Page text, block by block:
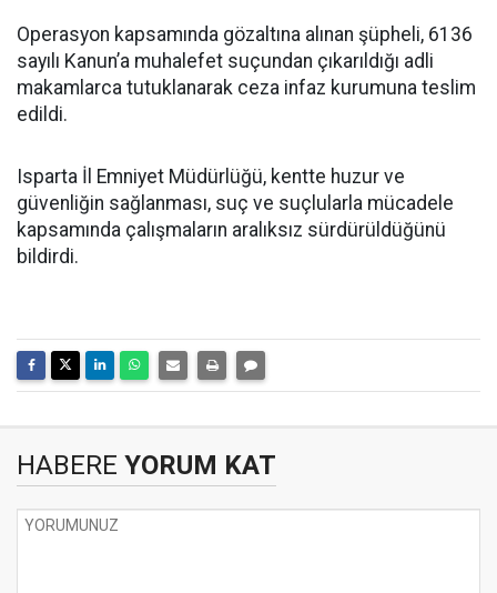
Operasyon kapsamında gözaltına alınan şüpheli, 6136
sayılı Kanun’a muhalefet suçundan çıkarıldığı adli
makamlarca tutuklanarak ceza infaz kurumuna teslim
edildi.
Isparta İl Emniyet Müdürlüğü, kentte huzur ve
güvenliğin sağlanması, suç ve suçlularla mücadele
kapsamında çalışmaların aralıksız sürdürüldüğünü
bildirdi.
HABERE YORUM KAT